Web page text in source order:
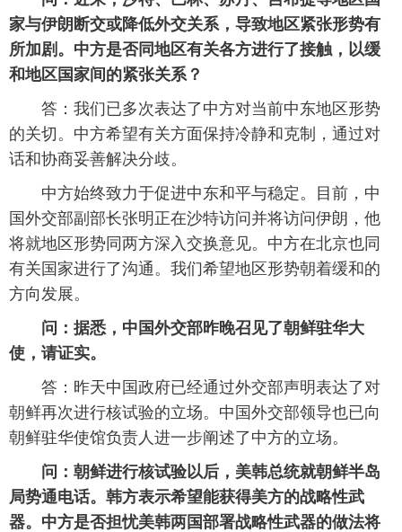
家与伊朗断交或降低外交关系，导致地区紧张形势有
所加剧。中方是否同地区有关各方进行了接触，以缓
和地区国家间的紧张关系？
答：我们已多次表达了中方对当前中东地区形势
的关切。中方希望有关方面保持冷静和克制，通过对
话和协商妥善解决分歧。
中方始终致力于促进中东和平与稳定。目前，中
国外交部副部长张明正在沙特访问并将访问伊朗，他
将就地区形势同两方深入交换意见。中方在北京也同
有关国家进行了沟通。我们希望地区形势朝着缓和的
方向发展。
问：据悉，中国外交部昨晚召见了朝鲜驻华大
使，请证实。
答：昨天中国政府已经通过外交部声明表达了对
朝鲜再次进行核试验的立场。中国外交部领导也已向
朝鲜驻华使馆负责人进一步阐述了中方的立场。
问：朝鲜进行核试验以后，美韩总统就朝鲜半岛
局势通电话。韩方表示希望能获得美方的战略性武
器。中方是否担忧美韩两国部署战略性武器的做法将